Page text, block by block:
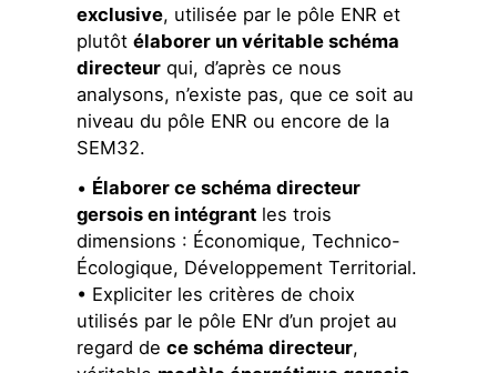
exclusive, utilisée par le pôle ENR et
plutôtélaborer un véritable schéma
directeur qui, d’après ce nous
analysons, n’existe pas, que ce soit au
niveau du pôle ENR ou encore de la
SEM32.
• Élaborer ce schéma directeur
gersois en intégrant les trois
dimensions : Économique, Technico-
Écologique, Développement Territorial.
• Expliciter les critères de choix
utilisés par le pôle ENr d’un projet au
regard dece schéma directeur,